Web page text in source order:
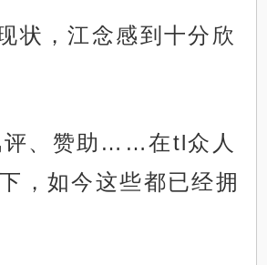
状，江念感到十分欣
评、赞助……在tl众人
，如今这些都已经拥